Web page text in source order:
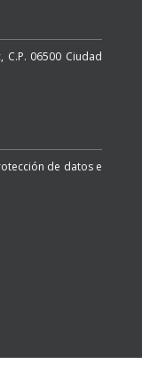
C.P. 06500 Ciudad
de datos e